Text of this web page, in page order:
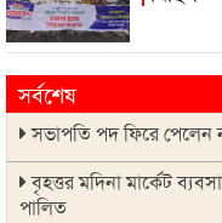
সর্বশেষ
সভাপতি পদ ফিরে পেলেন
বৃহত্তর মদিনা মার্কেট
পালিত